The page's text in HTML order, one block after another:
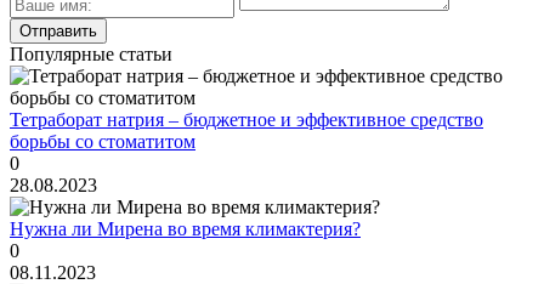
Популярные статьи
Тетраборат натрия – бюджетное и эффективное средство
борьбы со стоматитом
0
28.08.2023
Нужна ли Мирена во время климактерия?
0
08.11.2023